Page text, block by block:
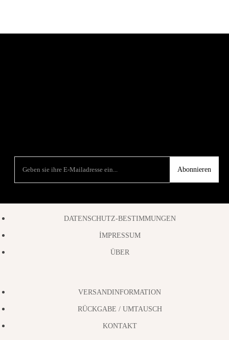
Abonnieren
DATENSCHUTZ-BESTIMMUNGEN
İMPRESSUM
ÜBER
VERSANDINFORMATION
RÜCKGABE / UMTAUSCH
KONTAKT